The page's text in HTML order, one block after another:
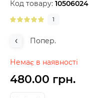
Код товару: 10506024
1
Попер.
Немає в наявності
480.00 грн.